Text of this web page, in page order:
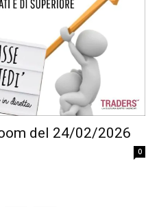
del 24/02/2026
0